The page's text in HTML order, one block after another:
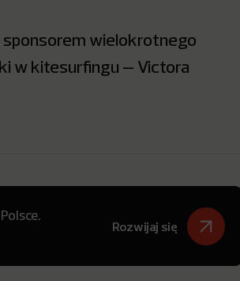
sponsorem wielokrotnego
w kitesurfingu – Victora
Rozwijaj się